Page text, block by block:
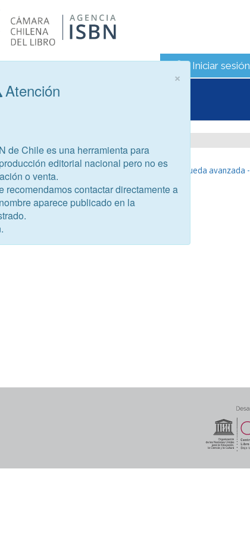
Iniciar sesión
libros
- Búsqueda avanzada -
×
Atención
de Chile es una herramienta para
editorial nacional pero no es
o venta.
recomendamos contactar directamente a
aparece publicado en la